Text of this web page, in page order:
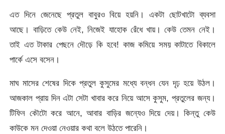
এত দিনে জেনেছে প্রতুল বাবুরও বিয়ে হয়নি। একটা ছোটখাটো ব্যবসা
আছে। বাড়িতে কেউ নেই, নিজেই যাহোক রেঁধে খায়। কেউ তেমন নেই।
তাই এত টাকার পেছনে দৌড়ে কি হবে! কাজ কমিয়ে সময় কাটাতে বিকালে
পার্কে এসে বসেন।
মাঘ মাসের শেষের দিকে প্রতুল কুসুমের মধ্যে বন্ধন যেন দৃঢ় হয়ে উঠল।
আজকাল প্রায় দিন এটা সেটা খাবার করে নিয়ে আসে কুসুম, প্রতুলের জন্য।
টিফিন কৌটো করে আনে, আবার বাড়ির জন্যেও দিয়ে দেয়। কিন্তু কেউ
কাউকে মন দেওয়া নেওয়ার কথা বলে উঠতে পারেনি।